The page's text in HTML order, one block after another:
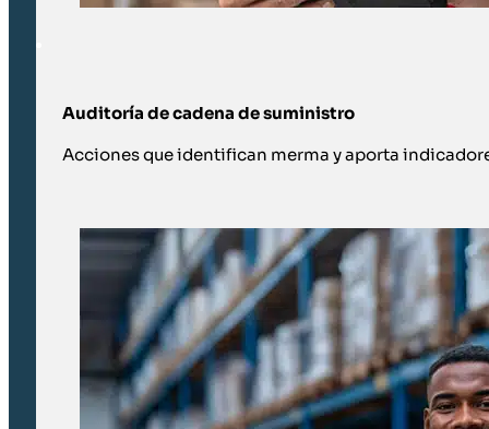
Auditoría de cadena de suministro
Acciones que identifican merma y aporta